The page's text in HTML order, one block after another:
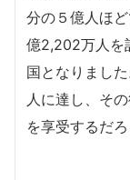
分の５億人ほ
億2,202万人を
国となりまし
人に達し、そ
を享受するだ